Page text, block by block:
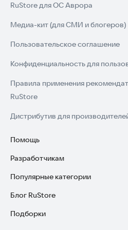
RuStore для ОС Аврора
Медиа-кит (для СМИ и блогеров)
Пользовательское соглашение
Конфиденциальность для
Правила применения
RuStore
Дистрибутив для
Помощь
Установка RuStore на TV
Установка RuStore на телефон
Установка RuStore в машину
Помощь пользователям RuStore
Разработчикам
Зарабатывать с RuStore
Стать разработчиком
Доступ к RuStore Консоль
Популярные категории
Игры для Android
Приложения банков
Блог RuStore
Обзоры игр для Android 2025
Подборки